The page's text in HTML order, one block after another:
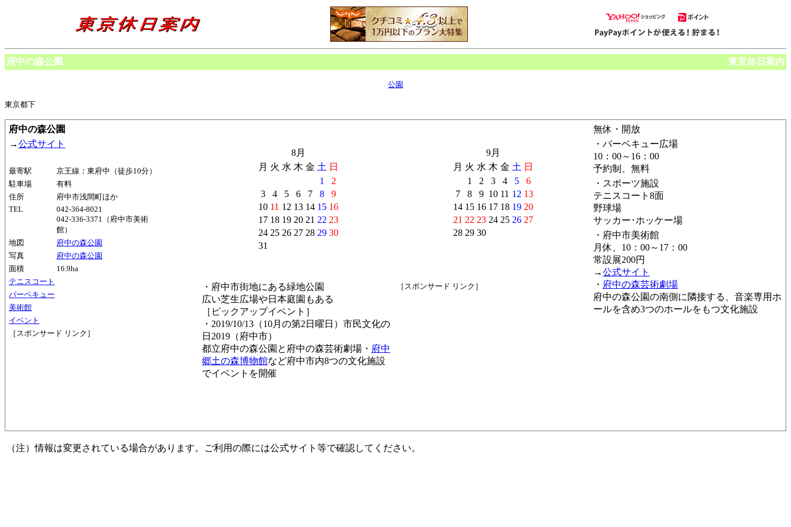
府中の森公園 東京休日案内
公園
東京都下
府中の森公園
→公式サイト
最寄駅
京王線：東府中（徒歩10分）
駐車場
有料
住所
府中市浅間町ほか
TEL
042-364-8021
042-336-3371（府中市美術
館）
地図
府中の森公園
写真
府中の森公園
面積
16.9ha
テニスコート
バーベキュー
美術館
イベント
［スポンサード リンク］
8月
月 火 水 木 金 土 日
1
2
3
4 5 6 7 8
9
10 11 12 13 14 15 16
17 18 19 20 21 22 23
24 25 26 27 28 29 30
31
9月
月 火 水 木 金 土 日
1
2 3 4 5
6
7
8 9 10 11 12 13
14 15 16 17 18 19 20
21 22 23 24 25 26 27
28 29 30
無休・開放
・バーベキュー広場
10：00～16：00
予約制、無料
・スポーツ施設
テニスコート8面
野球場
サッカー･ホッケー場
・府中市美術館
月休、10：00～17：00
常設展200円
→公式サイト
・ 府中の森芸術劇場
府中の森公園の南側に隣接する、音楽専用ホ
ールを含め3つのホールをもつ文化施設
・府中市街地にある緑地公園
広い芝生広場や日本庭園もある
［ピックアップイベント］
・2019/10/13（10月の第2日曜日）市民文化の
日2019（府中市）
都立府中の森公園と府中の森芸術劇場・ 府中
郷土の森博物館など府中市内8つの文化施設
でイベントを開催
［スポンサード リンク］
（注）情報は変更されている場合があります。ご利用の際には公式サイト等で確認してください。